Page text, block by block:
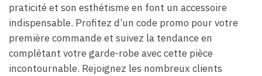
praticité et son esthétisme en font un accessoire
indispensable. Profitez d’un code promo pour votre
première commande et suivez la tendance en
complétant votre garde-robe avec cette pièce
incontournable. Rejoignez les nombreux clients